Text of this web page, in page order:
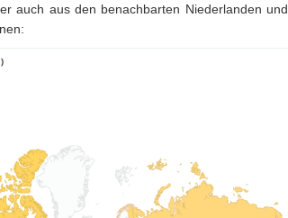
auch aus den benachbarten Niederlanden und